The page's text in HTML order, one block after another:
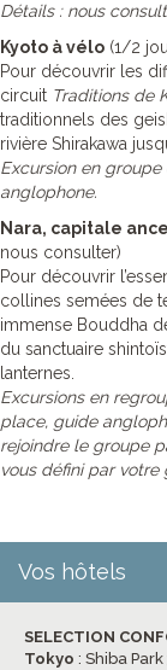
Détails : nous
Kyoto à vélo (1/2
Pour découvrir les
circuit Traditions de
traditionnels des
rivière Shirakawa
Excursion en
anglophone.
Nara, capitale
nous consulter)
Pour découvrir
collines semées de
immense Bouddha
du sanctuaire
lanternes.
Excursions en
place, guide
rejoindre le groupe
vous défini par votre
Vos hôtels
SELECTION
Tokyo : Shiba Park